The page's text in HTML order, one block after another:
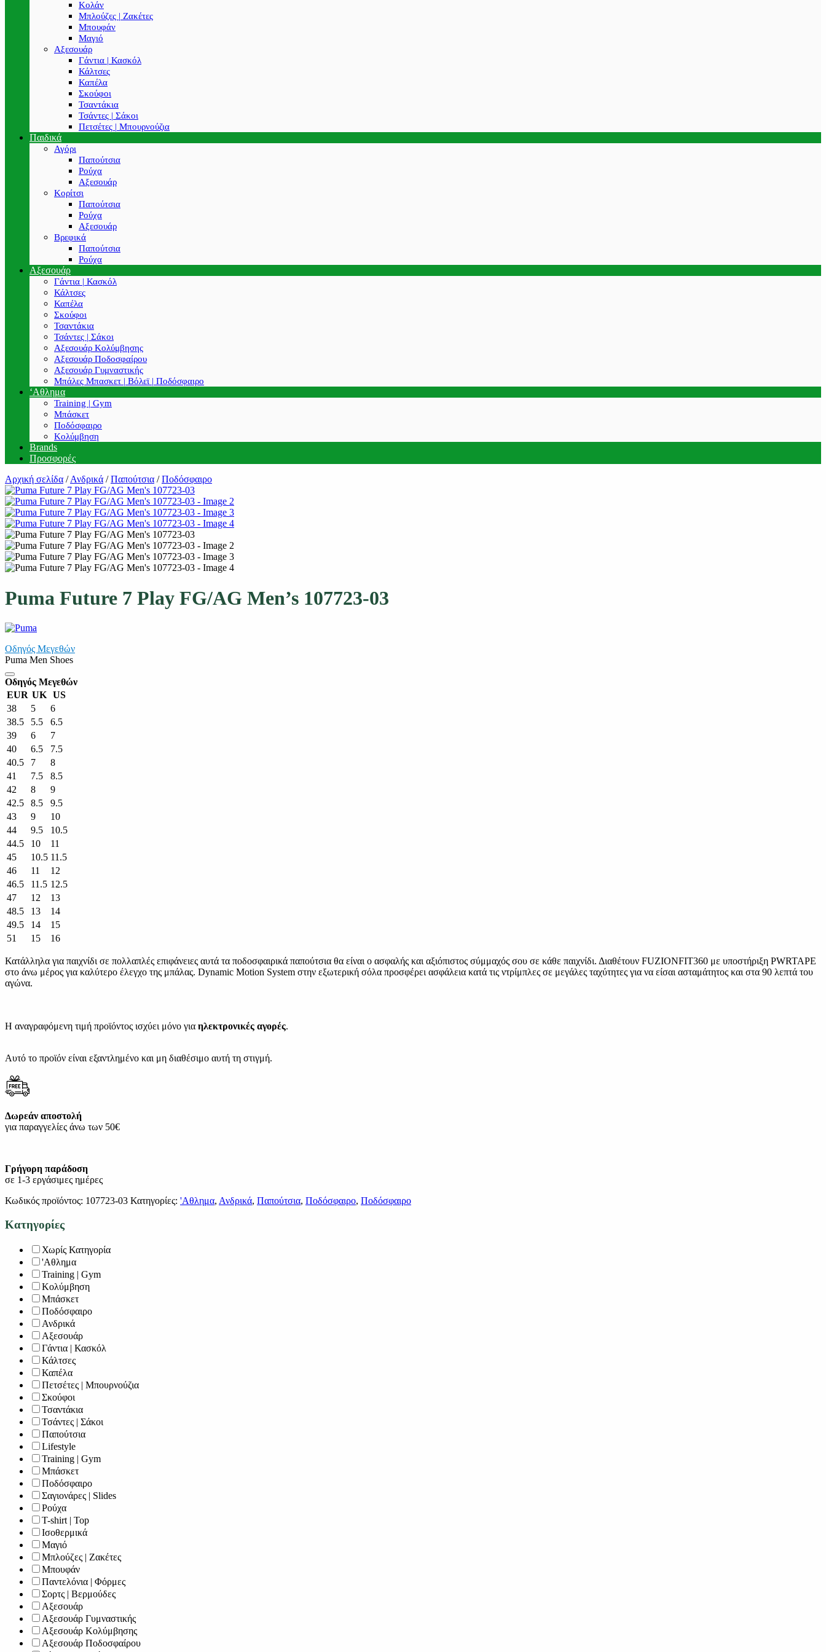
Κολάν
Μπλούζες | Ζακέτες
Μπουφάν
Μαγιό
Αξεσουάρ
Γάντια | Κασκόλ
Κάλτσες
Καπέλα
Σκούφοι
Τσαντάκια
Τσάντες | Σάκοι
Πετσέτες | Μπουρνούζια
Παιδικά
Αγόρι
Παπούτσια
Ρούχα
Αξεσουάρ
Κορίτσι
Παπούτσια
Ρούχα
Αξεσουάρ
Βρεφικά
Παπούτσια
Ρούχα
Αξεσουάρ
Γάντια | Κασκόλ
Κάλτσες
Καπέλα
Σκούφοι
Τσαντάκια
Τσάντες | Σάκοι
Αξεσουάρ Κολύμβησης
Αξεσουάρ Ποδοσφαίρου
Αξεσουάρ Γυμναστικής
Μπάλες Μπασκετ | Βόλεϊ | Ποδόσφαιρο
‘Αθλημα
Training | Gym
Μπάσκετ
Ποδόσφαιρο
Κολύμβηση
Brands
Προσφορές
Αρχική σελίδα /Ανδρικά / Παπούτσια / Ποδόσφαιρο
Puma Future 7 Play FG/AG Men’s 107723-03
Οδηγός Μεγεθών
Puma Men Shoes
Οδηγός Μεγεθών
EUR UK US
38
5
6
38.5
5.5
6.5
39
6
7
40
6.5
7.5
40.5
7
8
41
7.5
8.5
42
8
9
42.5
8.5
9.5
43
9
10
44
9.5
10.5
44.5
10
11
45
10.5 11.5
46
11
12
46.5
11.5 12.5
47
12
13
48.5
13
14
49.5
14
15
51
15 16
Κατάλληλα για παιχνίδι σε πολλαπλές επιφάνειες αυτά τα ποδοσφαιρικά παπούτσια θα είναι ο ασφαλής και αξιόπιστος σύμμαχός σου σε κάθε παιχνίδι. Διαθέτουν FUZIONFIT360 με υποστήριξη PWRTAPE
στο άνω μέρος για καλύτερο έλεγχο της μπάλας. Dynamic Motion System στην εξωτερική σόλα προσφέρει ασφάλεια κατά τις ντρίμπλες σε μεγάλες ταχύτητες για να είσαι ασταμάτητος και στα 90 λεπτά του
αγώνα.
Η αναγραφόμενη τιμή προϊόντος ισχύει μόνο για ηλεκτρονικές αγορές.
Αυτό το προϊόν είναι εξαντλημένο και μη διαθέσιμο αυτή τη στιγμή.
Δωρεάν αποστολή
για παραγγελίες άνω των 50€
Γρήγορη παράδοση
σε 1-3 εργάσιμες ημέρες
Κωδικός προϊόντος: 107723-03 Κατηγορίες: 'Αθλημα, Ανδρικά, Παπούτσια, Ποδόσφαιρο, Ποδόσφαιρο
Κατηγορίες
Χωρίς Κατηγορία
'Αθλημα
Training | Gym
Κολύμβηση
Μπάσκετ
Ποδόσφαιρο
Ανδρικά
Αξεσουάρ
Γάντια | Κασκόλ
Κάλτσες
Καπέλα
Πετσέτες | Μπουρνούζια
Σκούφοι
Τσαντάκια
Τσάντες | Σάκοι
Παπούτσια
Lifestyle
Training | Gym
Μπάσκετ
Ποδόσφαιρο
Σαγιονάρες | Slides
Ρούχα
T-shirt | Top
Ισοθερμικά
Μαγιό
Μπλούζες | Ζακέτες
Μπουφάν
Παντελόνια | Φόρμες
Σορτς | Βερμούδες
Αξεσουάρ
Αξεσουάρ Γυμναστικής
Αξεσουάρ Κολύμβησης
Αξεσουάρ Ποδοσφαίρου